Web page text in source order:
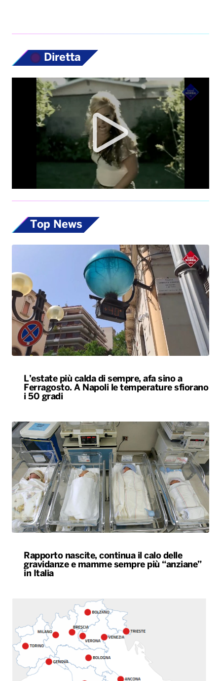
Top News
L’estate più calda di sempre, afa sino a
Ferragosto. A Napoli le temperature sfiorano
i 50 gradi
Rapporto nascite, continua il calo delle
gravidanze e mamme sempre più “anziane”
in Italia
Caldo estremo, giovedì bollino rosso da Nord
a Sud. Nel weekend lieve miglioramento